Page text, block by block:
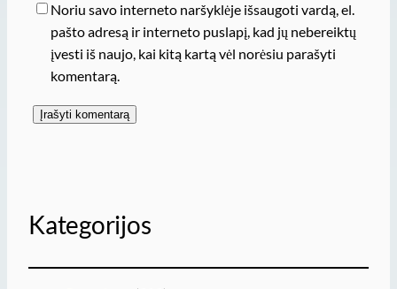
Noriu savo interneto naršyklėje išsaugoti vardą, el.
pašto adresą ir interneto puslapį, kad jų nebereiktų
įvesti iš naujo, kai kitą kartą vėl norėsiu parašyti
komentarą.
Kategorijos